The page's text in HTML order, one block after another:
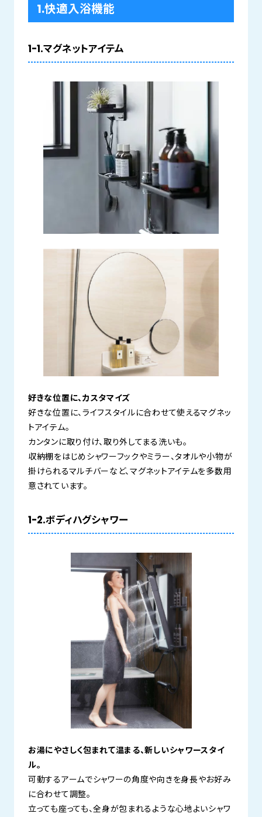
1.快適入浴機能
1-1.マグネットアイテム
好きな位置に、カスタマイズ
好きな位置に、ライフスタイルに合わせて使えるマグネッ
トアイテム。
カンタンに取り付け、取り外してまる洗いも。
収納棚をはじめシャワーフックやミラー、タオルや小物が
掛けられるマルチバーなど、マグネットアイテムを多数用
意されています。
1-2.ボディハグシャワー
お湯にやさしく包まれて温まる、新しいシャワースタイ
ル。
可動するアームでシャワーの角度や向きを身長やお好み
に合わせて調整。
立っても座っても、全身が包まれるような心地よいシャワ